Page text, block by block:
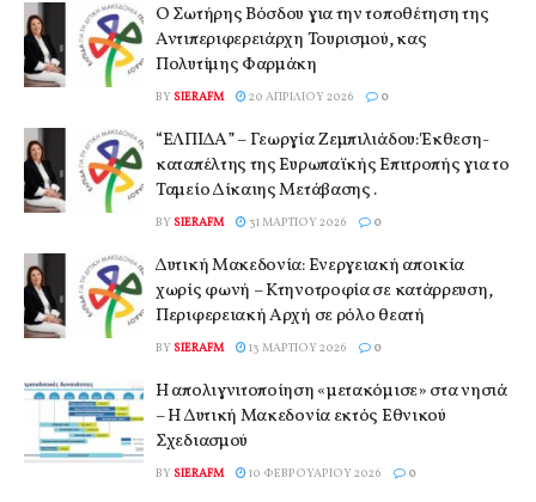
Ο Σωτήρης Βόσδου για την τοποθέτηση της
Αντιπεριφερειάρχη Τουρισμού, κας
Πολυτίμης Φαρμάκη
BY SIERAFM 20 ΑΠΡΙΛΊΟΥ 2026 0
“ΕΛΠΙΔΑ” – Γεωργία Ζεμπιλιάδου: Έκθεση-
καταπέλτης της Ευρωπαϊκής Επιτροπής για το
Ταμείο Δίκαιης Μετάβασης .
BY SIERAFM 31 ΜΑΡΤΊΟΥ 2026 0
Δυτική Μακεδονία: Ενεργειακή αποικία
χωρίς φωνή – Κτηνοτροφία σε κατάρρευση,
Περιφερειακή Αρχή σε ρόλο θεατή
BY SIERAFM 13 ΜΑΡΤΊΟΥ 2026 0
Η απολιγνιτοποίηση «μετακόμισε» στα νησιά
– Η Δυτική Μακεδονία εκτός Εθνικού
Σχεδιασμού
BY SIERAFM 10 ΦΕΒΡΟΥΑΡΊΟΥ 2026 0